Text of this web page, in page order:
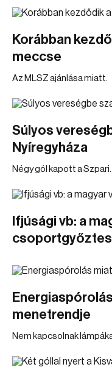
Korábban
meccse
Az MLSZ ajánlása miatt.
Súlyos
Nyíregyháza
Négy gól kapott a Szpari.
Ifjúsági vb: a
csoportgyőztes
menetrendje
Nem kapcsolnak